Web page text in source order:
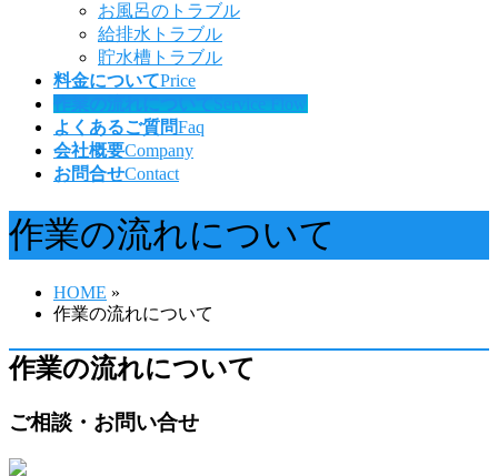
お風呂のトラブル
給排水トラブル
貯水槽トラブル
料金についてPrice
作業の流れについてService Flow
よくあるご質問Faq
会社概要Company
お問合せContact
作業の流れについて
HOME »
作業の流れについて
作業の流れについて
ご相談・お問い合せ